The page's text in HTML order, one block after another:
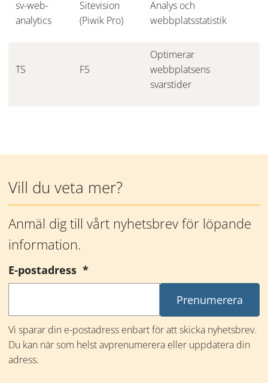
sv-web-
analytics
Sitevision
(Piwik Pro)
Analys och
webbplatsstatistik
TS F5
Optimerar
webbplatsens
svarstider
Vill du veta mer?
Anmäl dig till vårt nyhetsbrev för löpande
information.
E-postadress *(obligatorisk)
Vi sparar din e-postadress enbart för att skicka nyhetsbrev.
Du kan när som helst avprenumerera eller uppdatera din
adress.